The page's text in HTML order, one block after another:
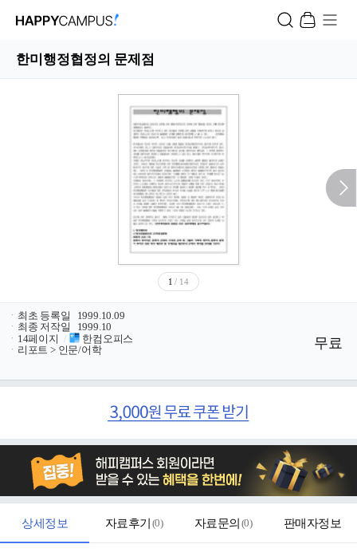
한미행정협정의 문제점
1 / 14
ㆍ 최초 등록일
1999.10.09
ㆍ 최종 저작일
1999.10
ㆍ 14페이지 /
한컴오피스
ㆍ 리포트 > 인문/어학 무료
상세정보 자료후기 (0) 자료문의 (0) 판매자정보